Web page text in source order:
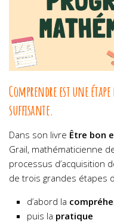
Comprendre est une
suffisante.
Dans son livre Être bon
Grail, mathématicienne
processus d’acquisition
de trois grandes étapes
d’abord la
puis la pratique